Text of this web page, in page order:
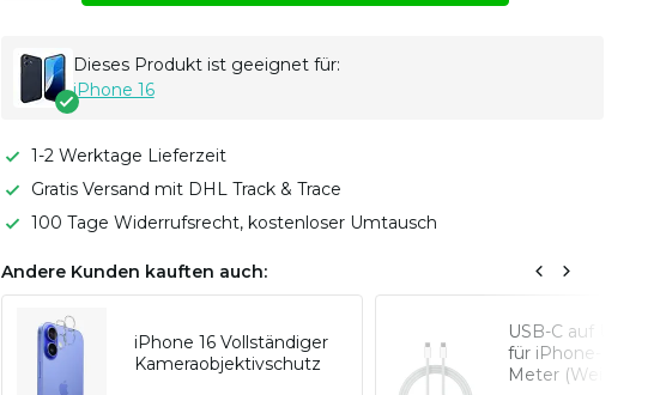
Dieses Produkt ist geeignet für:
iPhone 16
1-2 Werktage Lieferzeit
Gratis Versand mit DHL Track & Trace
100 Tage Widerrufsrecht, kostenloser Umtausch
Andere Kunden kauften auch:
iPhone 16 Vollständiger
Kameraobjektivschutz
USB-C auf USB-C
für iPhone-
Meter (Weiß)